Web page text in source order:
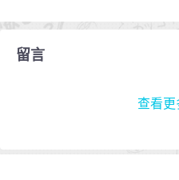
留言
查看更